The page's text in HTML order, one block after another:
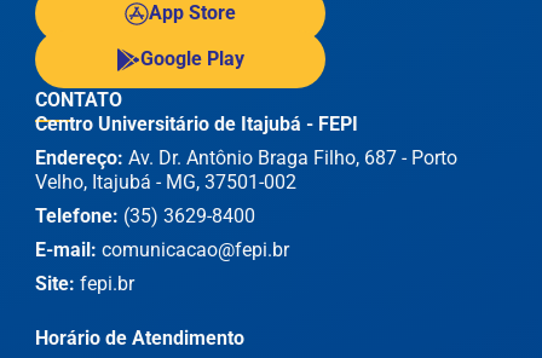
App Store
Google Play
CONTATO
Centro Universitário de Itajubá - FEPI
Endereço: Av. Dr. Antônio Braga Filho, 687 - Porto
Velho, Itajubá - MG, 37501-002
Telefone: (35) 3629-8400
E-mail: comunicacao@fepi.br
Site: fepi.br
Horário de Atendimento